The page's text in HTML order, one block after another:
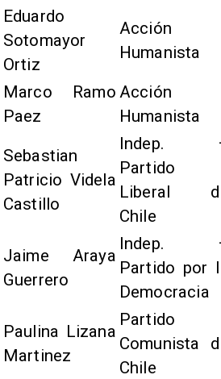
Eduardo
Sotomayor
Ortiz
Acción
Humanista
Marco Ramo
Paez
Acción
Humanista
Sebastian
Patricio Videla
Castillo
Indep.
Partido
Liberal
Chile
Jaime Araya
Guerrero
Indep.
Partido por
Democracia
Paulina Lizana
Martinez
Partido
Comunista
Chile